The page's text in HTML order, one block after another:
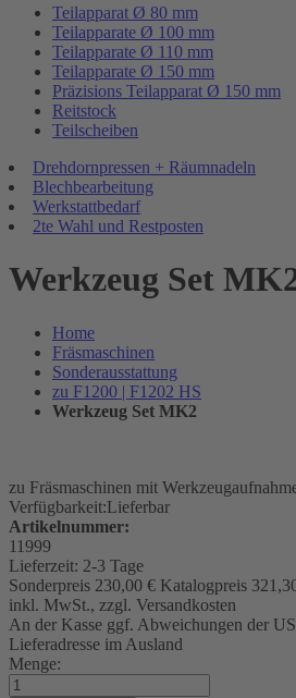
Teilapparat Ø 80 mm
Teilapparate Ø 100 mm
Teilapparate Ø 110 mm
Teilapparate Ø 150 mm
Präzisions Teilapparat Ø 150 mm
Reitstock
Teilscheiben
Drehdornpressen + Räumnadeln
Blechbearbeitung
Werkstattbedarf
2te Wahl und Restposten
Werkzeug Set
Home
Fräsmaschinen
Sonderausstattung
zu F1200 | F1202 HS
Werkzeug Set MK2
zu Fräsmaschinen mit
Verfügbarkeit:Lieferbar
Artikelnummer:
11999
Lieferzeit: 2-3 Tage
Sonderpreis 230,00 € Katalogpreis
inkl. MwSt., zzgl. Versandkosten
An der Kasse ggf. Abweichungen der
Lieferadresse im Ausland
Menge: